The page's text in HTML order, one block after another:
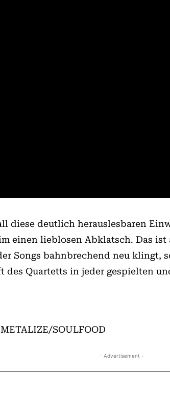
diese deutlich herauslesbaren
einen lieblosen Abklatsch. Das
Songs bahnbrechend neu klingt,
Quartetts in jeder gespielten
SOULFOOD
- Advertisement -